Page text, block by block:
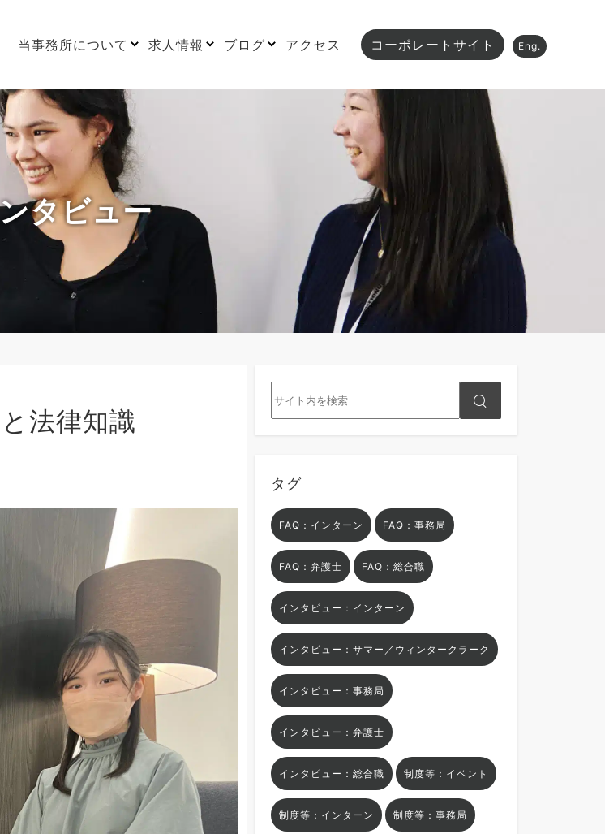
当事務所について 求人情報 ブログ アクセス コーポレートサイト Eng.
タビュー
法律知識
タグ
FAQ：インターン FAQ：事務局
FAQ：弁護士 FAQ：総合職
インタビュー：インターン
インタビュー：サマー／ウィンタークラーク
インタビュー：事務局
インタビュー：弁護士
インタビュー：総合職 制度等：イベント
制度等：インターン 制度等：事務局